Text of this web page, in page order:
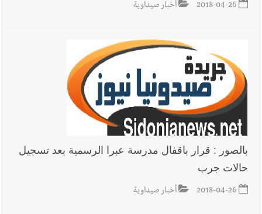
2018-04-26 أخبار صيداوية
بالصور : قرار باقفال مدرسة عبرا الرسمية بعد تسجيل
حالات جرب
2018-04-26 أخبار صيداوية